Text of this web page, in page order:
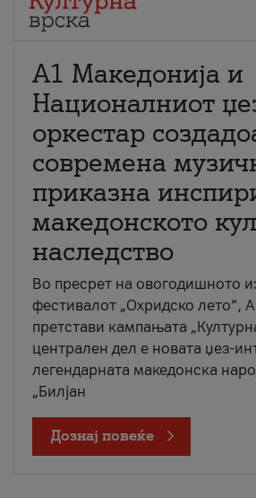
А1 Македонија и
Националниот
оркестар
современа
приказна
македонското
наследство
Во пресрет на овогодишното
фестивалот „Охридско лето“,
претстави кампањата
централен дел е новата џез-
легендарната македонска
„Билјан
Дознај повеќе